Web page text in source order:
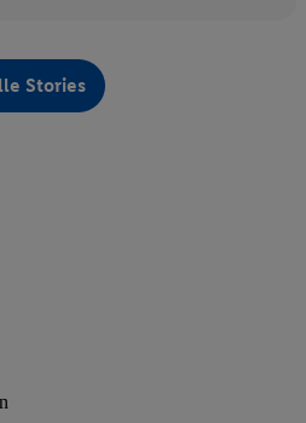
Stories